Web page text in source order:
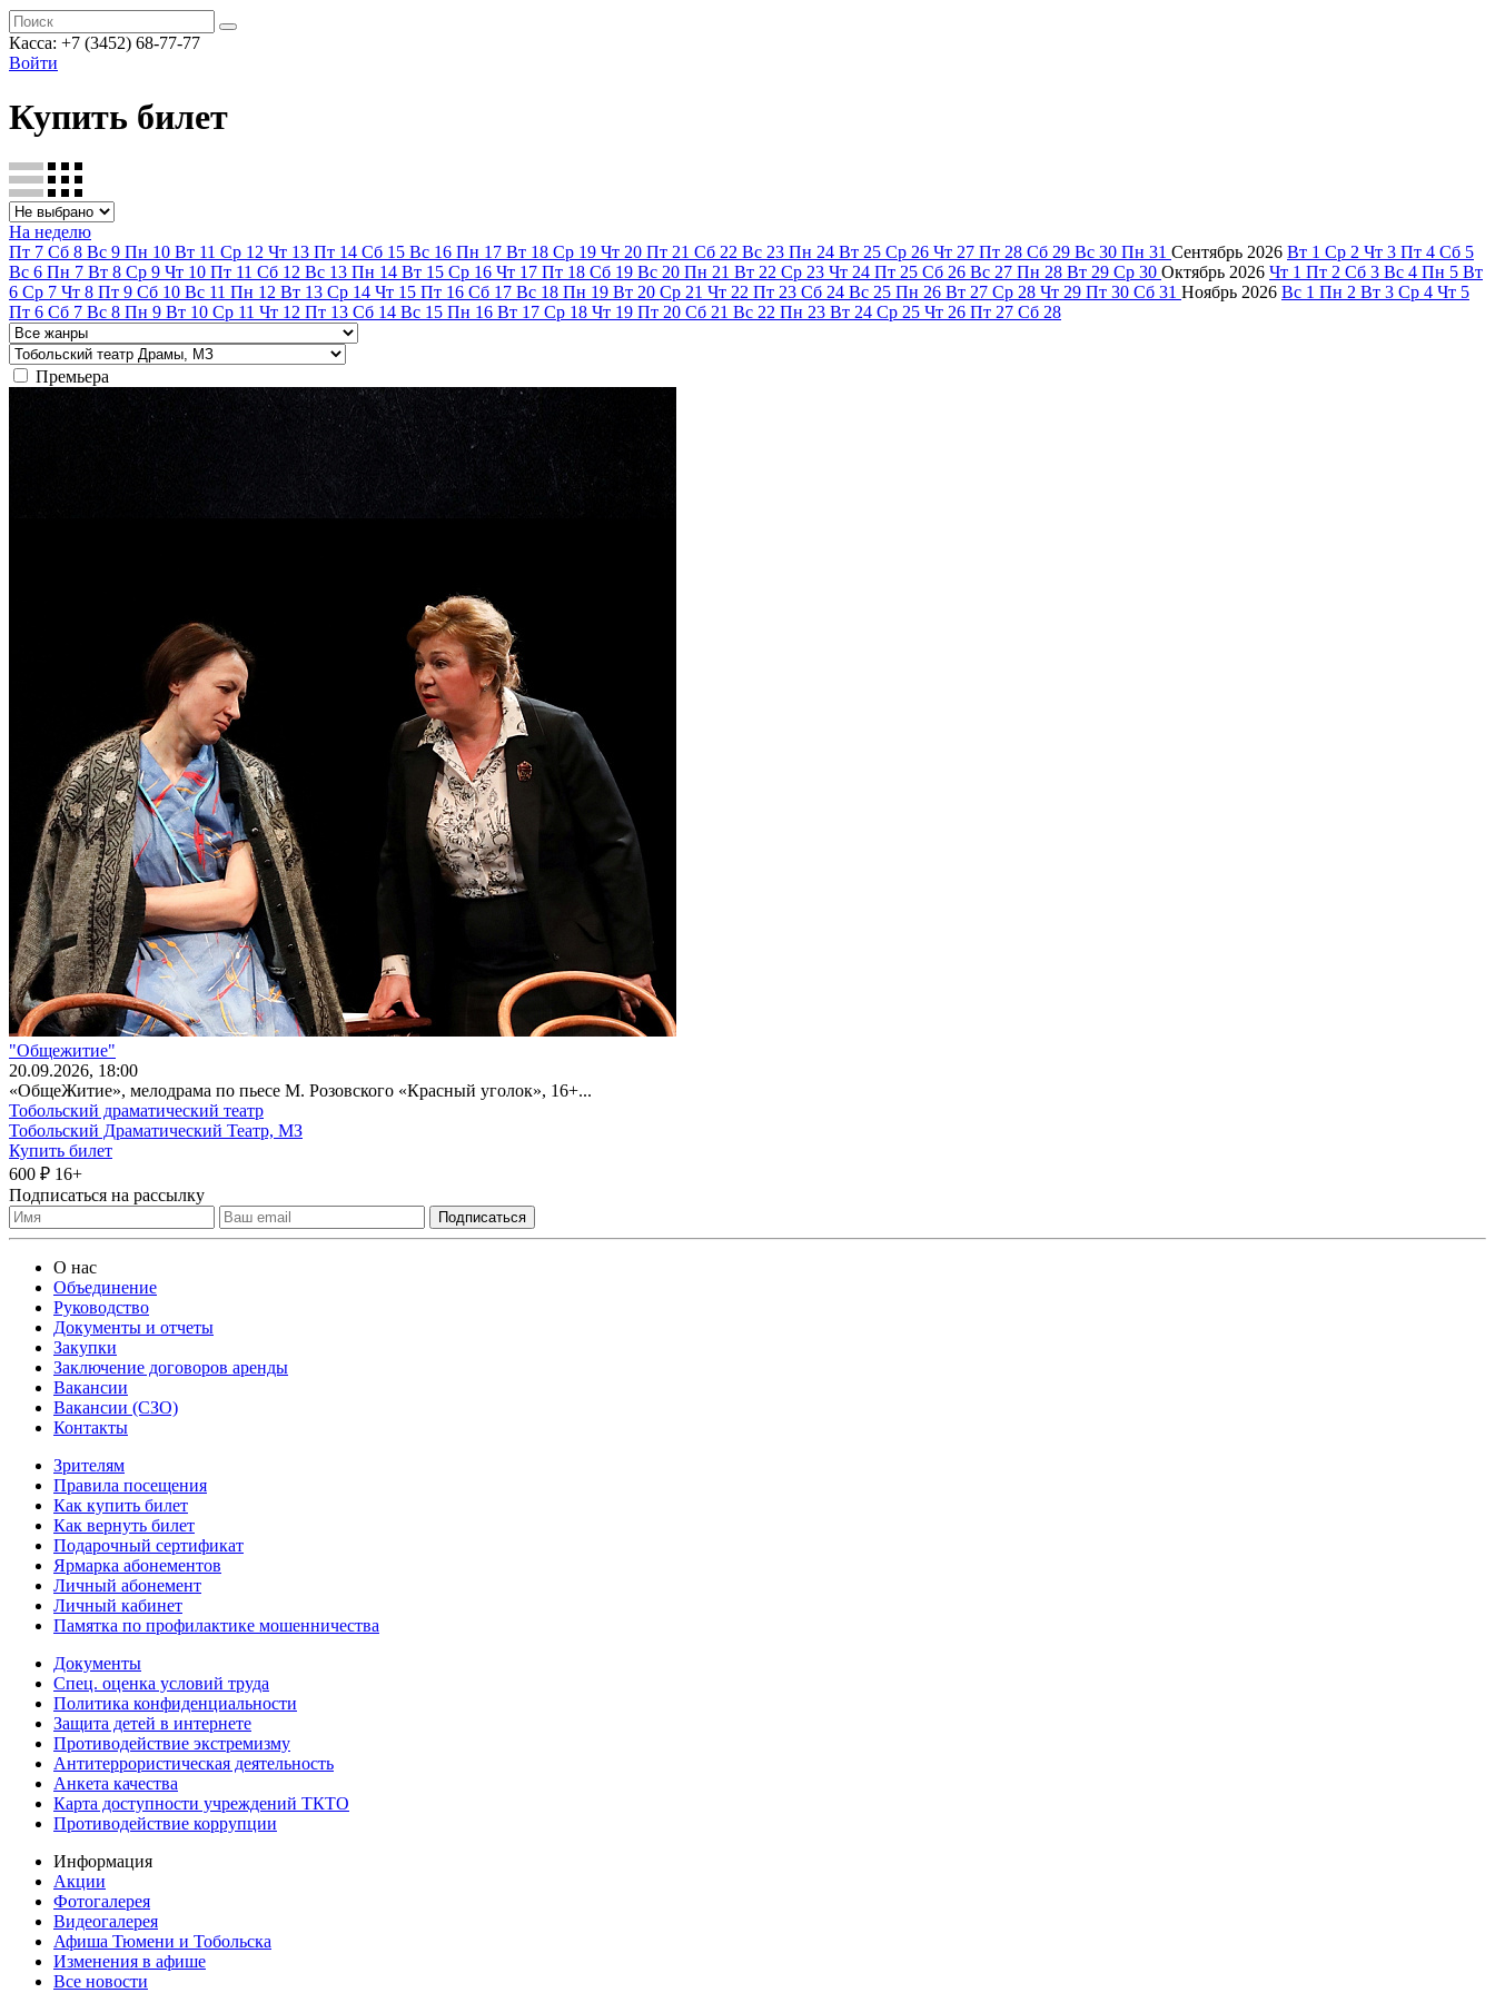
Касса: +7 (3452) 68-77-77
Войти
Купить билет
На неделю
Пт 7 Сб 8 Вс 9 Пн 10 Вт 11 Ср 12 Чт 13 Пт 14 Сб 15 Вс 16 Пн 17 Вт 18 Ср 19 Чт 20 Пт 21 Сб 22 Вс 23 Пн 24 Вт 25 Ср 26 Чт 27 Пт 28 Сб 29 Вс 30 Пн 31 Сентябрь 2026 Вт 1 Ср 2 Чт 3 Пт 4 Сб 5
Вс 6 Пн 7 Вт 8 Ср 9 Чт 10 Пт 11 Сб 12 Вс 13 Пн 14 Вт 15 Ср 16 Чт 17 Пт 18 Сб 19 Вс 20 Пн 21 Вт 22 Ср 23 Чт 24 Пт 25 Сб 26 Вс 27 Пн 28 Вт 29 Ср 30 Октябрь 2026 Чт 1 Пт 2 Сб 3 Вс 4 Пн 5 Вт
6 Ср 7 Чт 8 Пт 9 Сб 10 Вс 11 Пн 12 Вт 13 Ср 14 Чт 15 Пт 16 Сб 17 Вс 18 Пн 19 Вт 20 Ср 21 Чт 22 Пт 23 Сб 24 Вс 25 Пн 26 Вт 27 Ср 28 Чт 29 Пт 30 Сб 31 Ноябрь 2026 Вс 1 Пн 2 Вт 3 Ср 4 Чт 5
Пт 6 Сб 7 Вс 8 Пн 9 Вт 10 Ср 11 Чт 12 Пт 13 Сб 14 Вс 15 Пн 16 Вт 17 Ср 18 Чт 19 Пт 20 Сб 21 Вс 22 Пн 23 Вт 24 Ср 25 Чт 26 Пт 27 Сб 28
Премьера
"Общежитие"
20.09.2026, 18:00
«ОбщеЖитие», мелодрама по пьесе М. Розовского «Красный уголок», 16+...
Тобольский драматический театр
Тобольский Драматический Театр, МЗ
Купить билет
600 ₽ 16+
Подписаться на рассылку
О нас
Объединение
Руководство
Документы и отчеты
Закупки
Заключение договоров аренды
Вакансии
Вакансии (СЗО)
Контакты
Зрителям
Правила посещения
Как купить билет
Как вернуть билет
Подарочный сертификат
Ярмарка абонементов
Личный абонемент
Личный кабинет
Памятка по профилактике мошенничества
Документы
Спец. оценка условий труда
Политика конфиденциальности
Защита детей в интернете
Противодействие экстремизму
Антитеррористическая деятельность
Анкета качества
Карта доступности учреждений ТКТО
Противодействие коррупции
Информация
Акции
Фотогалерея
Видеогалерея
Афиша Тюмени и Тобольска
Изменения в афише
Все новости